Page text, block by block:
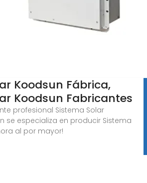
Koodsun Fábrica,
Koodsun Fabricantes
profesional Sistema Solar
se especializa en producir Sistema
al por mayor!